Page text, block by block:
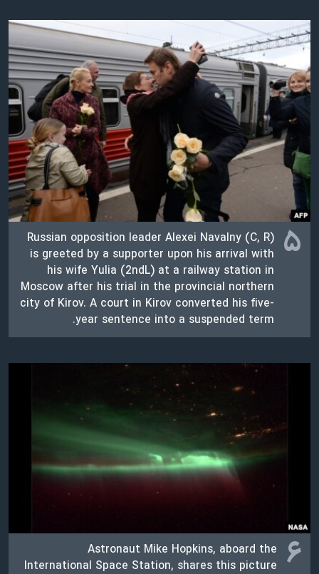
۵ Russian opposition leader Alexei Navalny (C, R)
is greeted by a supporter upon his arrival with
his wife Yulia (2ndL) at a railway station in
Moscow after his trial in the provincial northern
city of Kirov. A court in Kirov converted his five-
year sentence into a suspended term.
۶
Astronaut Mike Hopkins, aboard the
International Space Station, shares this picture